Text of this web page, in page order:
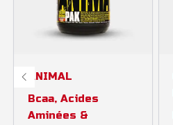
ANIMAL
Bcaa, Acides
Aminées &